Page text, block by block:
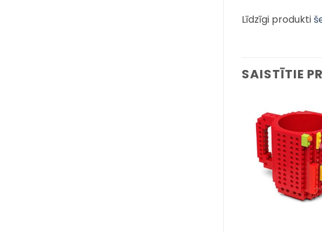
Līdzīgi produkti
SAISTĪTIE